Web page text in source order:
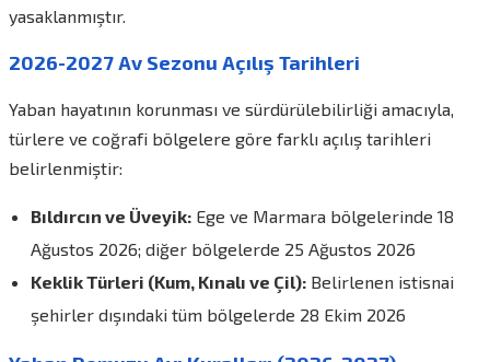
yasaklanmıştır.
2026-2027 Av Sezonu Açılış Tarihleri
Yaban hayatının korunması ve sürdürülebilirliği amacıyla,
türlere ve coğrafi bölgelere göre farklı açılış tarihleri
belirlenmiştir:
Bıldırcın ve Üveyik: Ege ve Marmara bölgelerinde 18
Ağustos 2026; diğer bölgelerde 25 Ağustos 2026
Keklik Türleri (Kum, Kınalı ve Çil): Belirlenen istisnai
şehirler dışındaki tüm bölgelerde 28 Ekim 2026